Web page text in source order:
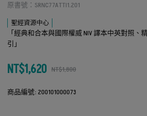
原書號：SRNC77ATTI1.201
聖經資源中心
「經典和合本與國際權威 NIV 譯本中英對照、
引」
NT$1,620 NT$1,800
商品編號: 200101000073